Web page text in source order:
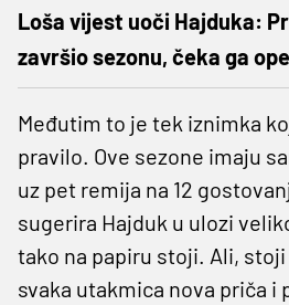
Loša vijest uoči Hajduka:
završio sezonu, čeka ga
Međutim to je tek iznimka
pravilo. Ove sezone imaju
uz pet remija na 12
sugerira Hajduk u ulozi
tako na papiru stoji. Ali,
svaka utakmica nova priča i